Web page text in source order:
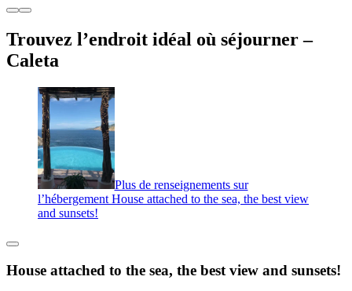
Trouvez l’endroit idéal où séjourner –
Caleta
Plus de renseignements sur
l’hébergement House attached to the sea, the best view
and sunsets!
House attached to the sea, the best view and sunsets!